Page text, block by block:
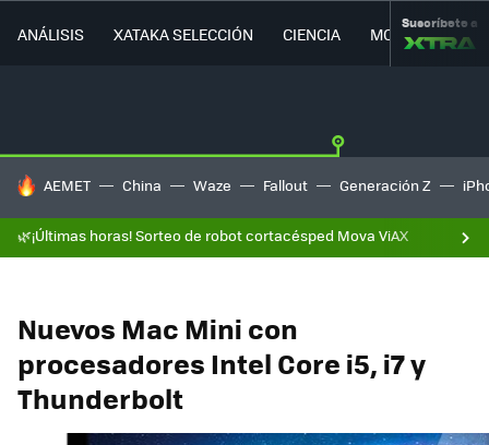
ANÁLISIS XATAKA SELECCIÓN CIENCIA MOVILIDAD
Suscríbete a
HOY SE HABLA DE
AEMET China Waze Fallout Generación Z
🌿¡Últimas horas! Sorteo de robot cortacésped Mova ViAX
Nuevos Mac Mini con
procesadores Intel Core i5, i7 y
Thunderbolt